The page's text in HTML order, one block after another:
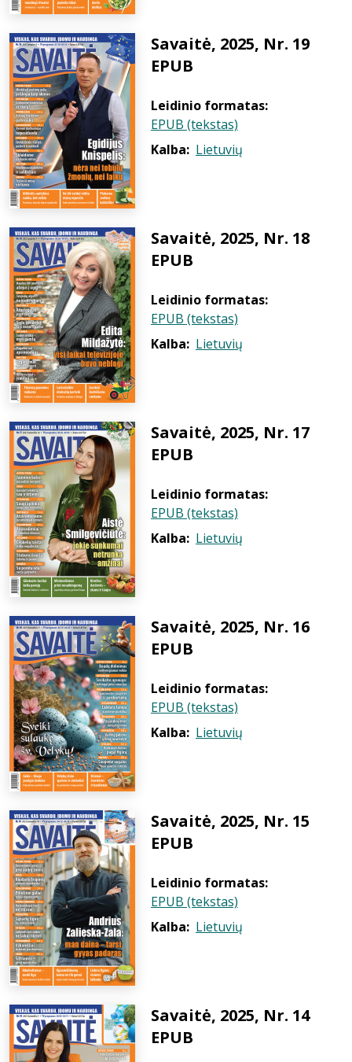
Savaitė, 2025, Nr. 19
EPUB
Leidinio formatas:
EPUB (tekstas)
Kalba: Lietuvių
Savaitė, 2025, Nr. 18
EPUB
Leidinio formatas:
EPUB (tekstas)
Kalba: Lietuvių
Savaitė, 2025, Nr. 17
EPUB
Leidinio formatas:
EPUB (tekstas)
Kalba: Lietuvių
Savaitė, 2025, Nr. 16
EPUB
Leidinio formatas:
EPUB (tekstas)
Kalba: Lietuvių
Savaitė, 2025, Nr. 15
EPUB
Leidinio formatas:
EPUB (tekstas)
Kalba: Lietuvių
Savaitė, 2025, Nr. 14
EPUB